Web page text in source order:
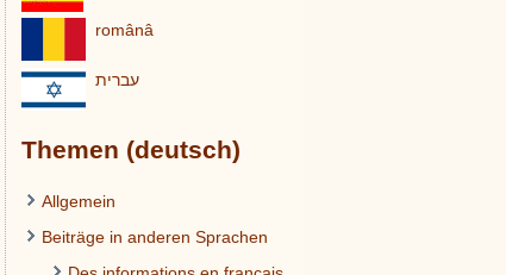
românâ
עברית
Themen (deutsch)
Allgemein
Beiträge in anderen Sprachen